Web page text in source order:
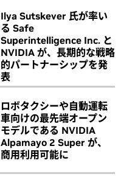
Ilya Sutskever 氏が率い
る Safe
Superintelligence Inc. と
NVIDIA が、長期的な戦略
的パートナーシップを発
表
ロボタクシーや自動運転
車向けの最先端オープン
モデルである NVIDIA
Alpamayo 2 Super が、
商用利用可能に